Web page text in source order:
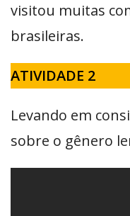
visitou muitas
brasileiras.
ATIVIDADE 2
Levando em
sobre o gênero